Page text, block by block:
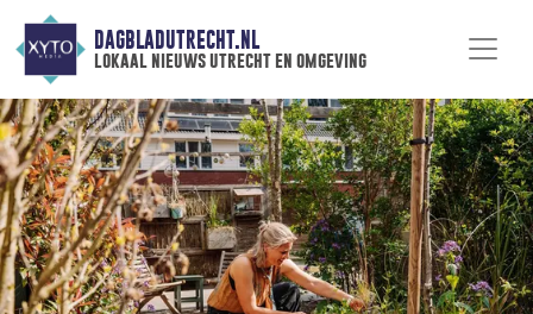
DAGBLADUTRECHT.NL
lokaal nieuws utrecht en omgeving